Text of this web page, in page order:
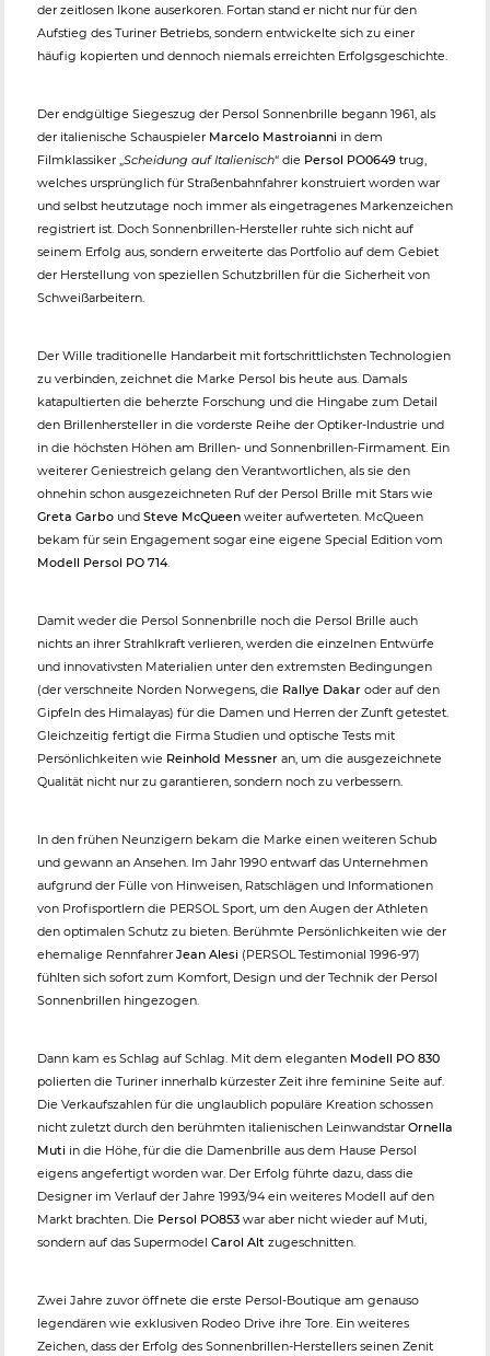
der zeitlosen Ikone auserkoren. Fortan stand er nicht nur für den
Aufstieg des Turiner Betriebs, sondern entwickelte sich zu einer
häufig kopierten und dennoch niemals erreichten Erfolgsgeschichte.
Der endgültige Siegeszug der Persol Sonnenbrille begann 1961, als
der italienische Schauspieler Marcelo Mastroianni in dem
Filmklassiker „Scheidung auf Italienisch“ die Persol PO0649 trug,
welches ursprünglich für Straßenbahnfahrer konstruiert worden war
und selbst heutzutage noch immer als eingetragenes Markenzeichen
registriert ist. Doch Sonnenbrillen-Hersteller ruhte sich nicht auf
seinem Erfolg aus, sondern erweiterte das Portfolio auf dem Gebiet
der Herstellung von speziellen Schutzbrillen für die Sicherheit von
Schweißarbeitern.
Der Wille traditionelle Handarbeit mit fortschrittlichsten Technologien
zu verbinden, zeichnet die Marke Persol bis heute aus. Damals
katapultierten die beherzte Forschung und die Hingabe zum Detail
den Brillenhersteller in die vorderste Reihe der Optiker-Industrie und
in die höchsten Höhen am Brillen- und Sonnenbrillen-Firmament. Ein
weiterer Geniestreich gelang den Verantwortlichen, als sie den
ohnehin schon ausgezeichneten Ruf der Persol Brille mit Stars wie
Greta Garbo und Steve McQueen weiter aufwerteten. McQueen
bekam für sein Engagement sogar eine eigene Special Edition vom
Modell Persol PO 714.
Damit weder die Persol Sonnenbrille noch die Persol Brille auch
nichts an ihrer Strahlkraft verlieren, werden die einzelnen Entwürfe
und innovativsten Materialien unter den extremsten Bedingungen
(der verschneite Norden Norwegens, die Rallye Dakar oder auf den
Gipfeln des Himalayas) für die Damen und Herren der Zunft getestet.
Gleichzeitig fertigt die Firma Studien und optische Tests mit
Persönlichkeiten wie Reinhold Messner an, um die ausgezeichnete
Qualität nicht nur zu garantieren, sondern noch zu verbessern.
In den frühen Neunzigern bekam die Marke einen weiteren Schub
und gewann an Ansehen. Im Jahr 1990 entwarf das Unternehmen
aufgrund der Fülle von Hinweisen, Ratschlägen und Informationen
von Profisportlern die PERSOL Sport, um den Augen der Athleten
den optimalen Schutz zu bieten. Berühmte Persönlichkeiten wie der
ehemalige Rennfahrer Jean Alesi (PERSOL Testimonial 1996-97)
fühlten sich sofort zum Komfort, Design und der Technik der Persol
Sonnenbrillen hingezogen.
Dann kam es Schlag auf Schlag. Mit dem eleganten Modell PO 830
polierten die Turiner innerhalb kürzester Zeit ihre feminine Seite auf.
Die Verkaufszahlen für die unglaublich populäre Kreation schossen
nicht zuletzt durch den berühmten italienischen Leinwandstar Ornella
Muti in die Höhe, für die die Damenbrille aus dem Hause Persol
eigens angefertigt worden war. Der Erfolg führte dazu, dass die
Designer im Verlauf der Jahre 1993/94 ein weiteres Modell auf den
Markt brachten. Die Persol PO853 war aber nicht wieder auf Muti,
sondern auf das Supermodel Carol Alt zugeschnitten.
Zwei Jahre zuvor öffnete die erste Persol-Boutique am genauso
legendären wie exklusiven Rodeo Drive ihre Tore. Ein weiteres
Zeichen, dass der Erfolg des Sonnenbrillen-Herstellers seinen Zenit